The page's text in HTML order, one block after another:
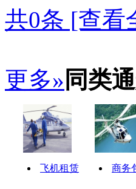
共0条 [查看
更多» 同类
飞机租赁 商务